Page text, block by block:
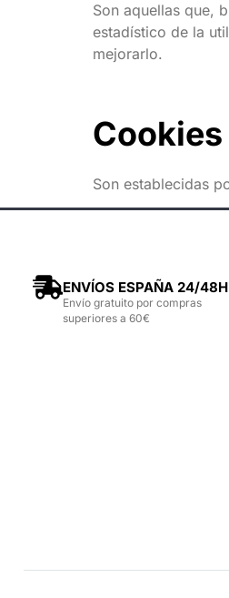
Son aquellas que,
estadístico de la
mejorarlo.
Son establecidas
ENVÍOS ESPAÑA 24/48H
Envío gratuito por compras
superiores a 60€